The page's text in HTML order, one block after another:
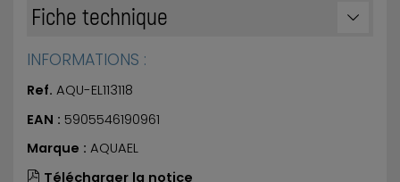
Fiche technique
INFORMATIONS :
Ref. AQU-EL113118
EAN : 5905546190961
Marque : AQUAEL
Télécharger la notice